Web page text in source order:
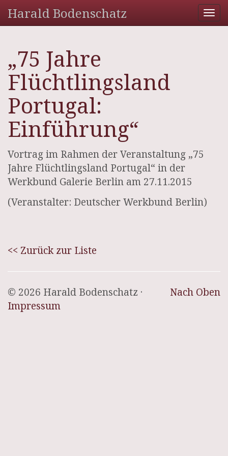
Harald Bodenschatz
„75 Jahre
Flüchtlingsland
Portugal:
Einführung“
Vortrag im Rahmen der Veranstaltung „75
Jahre Flüchtlingsland Portugal“ in der
Werkbund Galerie Berlin am 27.11.2015
(Veranstalter: Deutscher Werkbund Berlin)
<< Zurück zur Liste
Nach Oben
© 2026 Harald Bodenschatz ·
Impressum